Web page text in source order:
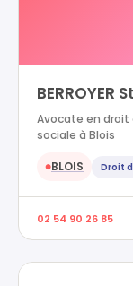
BERROYER
Avocate en
sociale à Blois
●BLOIS Droit
02 54 90 26 85